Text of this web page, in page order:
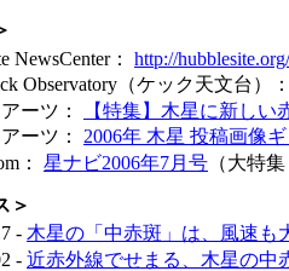
NewsCenter： http://
Observatory（ケック天文台）：
ーツ：
【特集】木星に新しい
ーツ： 2006年 木星 投稿画像
： 星ナビ2006年7月号 （大特
＞
- 木星の「中赤斑」は、風速も
- 近赤外線でせまる、木星の中